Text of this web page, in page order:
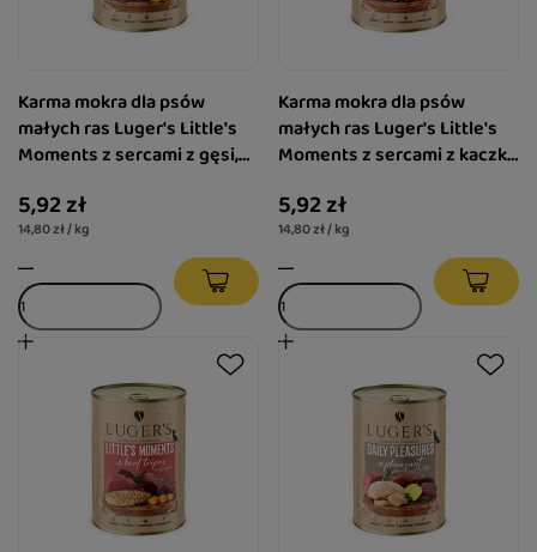
Karma mokra dla psów
małych ras Luger's Little's
Moments z sercami z gęsi,
g
5,92 zł
14,80 zł / kg
Karma mokra dla psów
małych ras Luger's Little's
Moments z sercami z kaczki
5,92 zł
14,80 zł / kg